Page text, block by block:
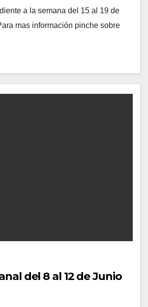
a la semana del 15 al 19 de
mas información pinche sobre
del 8 al 12 de Junio